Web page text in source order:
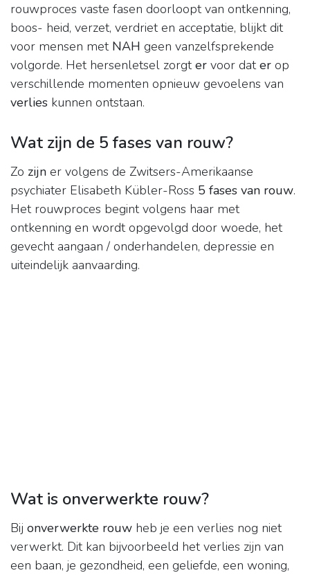
rouwproces vaste fasen doorloopt van ontkenning,
boos- heid, verzet, verdriet en acceptatie, blijkt dit
voor mensen met NAH geen vanzelfsprekende
volgorde. Het hersenletsel zorgter voor dater op
verschillende momenten opnieuw gevoelens van
verlies kunnen ontstaan.
Wat zijn de 5 fases van rouw?
Zo zijn er volgens de Zwitsers-Amerikaanse
psychiater Elisabeth Kübler-Ross 5 fases van rouw.
Het rouwproces begint volgens haar met
ontkenning en wordt opgevolgd door woede, het
gevecht aangaan / onderhandelen, depressie en
uiteindelijk aanvaarding.
Wat is onverwerkte rouw?
Bij onverwerkte rouw heb je een verlies nog niet
verwerkt. Dit kan bijvoorbeeld het verlies zijn van
een baan, je gezondheid, een geliefde, een woning,